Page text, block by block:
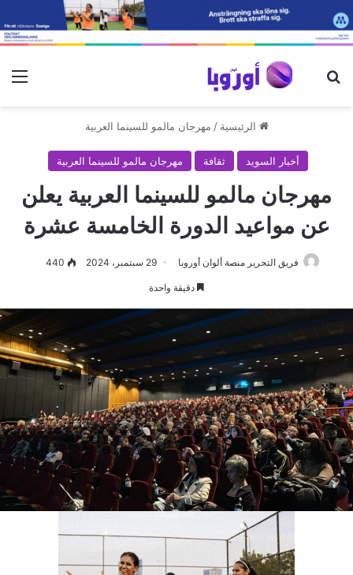
بحث عن
الرئيسية / مهرجان مالمو للسينما العربية
أخبار السويد ثقافة مهرجان مالمو للسينما العربية
مهرجان مالمو للسينما العربية يعلن
عن مواعيد الدورة الخامسة عشرة
فريق التحرير منصة ألوان أوروبا 29 سبتمبر، 2024 440
دقيقة واحدة